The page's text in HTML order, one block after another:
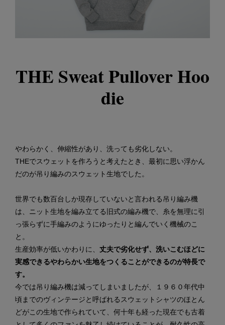
THE Sweat Pullover Hoo
die
やわらかく、伸縮性があり、洗っても劣化しない。
THEでスウェットを作ろうと考えたとき、最初に思い浮かん
だのが吊り編みのスウェット生地でした。
世界でも数百台しか現存していないと言われる吊り編み機
は、ニット生地を編み立てる旧式の編み機で、糸を無理に引
っ張らずに手編みのようにゆったりと編んでいく機械のこ
と。
生産効率が低いかわりに、 丈夫で劣化せず、洗いこむほどに
実感できるやわらかい生地をつくることができるのが特長で
す。
今では吊り編み機は減ってしまいましたが、１９６０年代中
頃までのヴィンテージと呼ばれるスウェットシャツのほとん
どがこの生地で作られていて、何十年も経った現在でも古着